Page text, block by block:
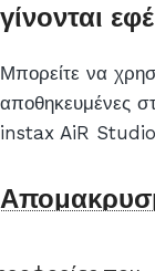
γίνονται
Μπορείτε να
αποθηκευμένες
instax AiR
Χρησιμοποιήστε